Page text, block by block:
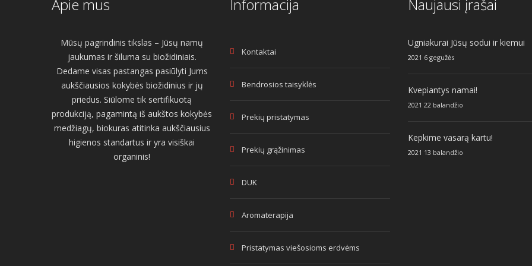
Apie mus
Mūsų pagrindinis tikslas – Jūsų namų
jaukumas ir šiluma su biožidiniais.
Dedame visas pastangas pasiūlyti Jums
aukščiausios kokybės biožidinius ir jų
priedus. Siūlome tik sertifikuotą
produkciją, pagamintą iš aukštos kokybės
medžiagų, biokuras atitinka aukščiausius
higienos standartus ir yra visiškai
organinis!
Informacija
Kontaktai
Bendrosios taisyklės
Prekių pristatymas
Prekių grąžinimas
DUK
Aromaterapija
Pristatymas viešosioms erdvėms
Naujausi įrašai
Ugniakurai Jūsų sodui ir kiemui
2021 6 gegužės
Kvepiantys namai!
2021 22 balandžio
Kepkime vasarą kartu!
2021 13 balandžio